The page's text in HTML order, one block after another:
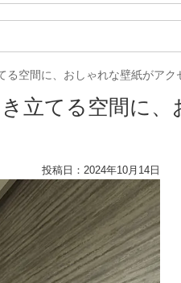
空間に、おしゃれな壁紙がアク
立てる空間に
投稿日：2024年10月14日